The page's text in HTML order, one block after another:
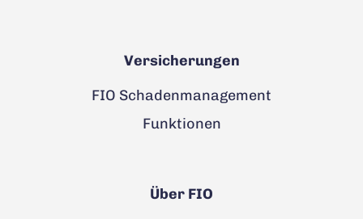
Versicherungen
FIO Schadenmanagement
Funktionen
Über FIO